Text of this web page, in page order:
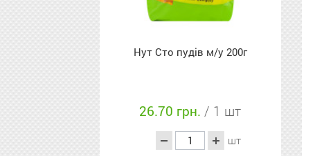
Нут Сто пудів м/у 200г
26.70 грн./ 1 шт
шт